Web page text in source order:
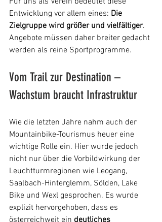
Entwicklung vor allem eines: Die
Zielgruppe wird größer und vielfältiger.
Angebote müssen daher breiter gedacht
werden als reine Sportprogramme.
Vom Trail zur Destination –
Wachstum braucht Infrastruktur
Wie die letzten Jahre nahm auch der
Mountainbike-Tourismus heuer eine
wichtige Rolle ein. Hier wurde jedoch
nicht nur über die Vorbildwirkung der
Leuchtturmregionen wie Leogang,
Saalbach-Hinterglemm, Sölden, Lake
Bike und Wexl gesprochen. Es wurde
explizit hervorgehoben, dass es